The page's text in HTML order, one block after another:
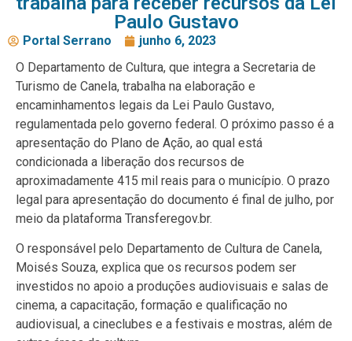
Paulo Gustavo
Portal Serrano
junho 6, 2023
O Departamento de Cultura, que integra a Secretaria de
Turismo de Canela, trabalha na elaboração e
encaminhamentos legais da Lei Paulo Gustavo,
regulamentada pelo governo federal. O próximo passo é a
apresentação do Plano de Ação, ao qual está
condicionada a liberação dos recursos de
aproximadamente 415 mil reais para o município. O prazo
legal para apresentação do documento é final de julho, por
meio da plataforma Transferegov.br.
O responsável pelo Departamento de Cultura de Canela,
Moisés Souza, explica que os recursos podem ser
investidos no apoio a produções audiovisuais e salas de
cinema, a capacitação, formação e qualificação no
audiovisual, a cineclubes e a festivais e mostras, além de